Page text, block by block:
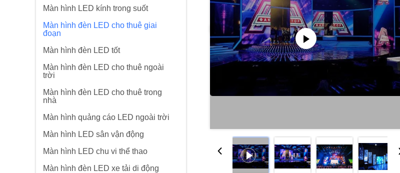
Màn hình LED kính trong suốt
Màn hình đèn LED cho thuê giai
đoạn
Màn hình đèn LED tốt
Màn hình đèn LED cho thuê ngoài
trời
Màn hình đèn LED cho thuê trong
nhà
Màn hình quảng cáo LED ngoài trời
Màn hình LED sân vận động
Màn hình LED chu vi thể thao
Màn hình đèn LED xe tải di động